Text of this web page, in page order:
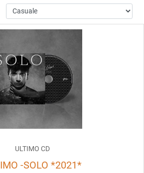
ULTIMO CD
-SOLO *2021*